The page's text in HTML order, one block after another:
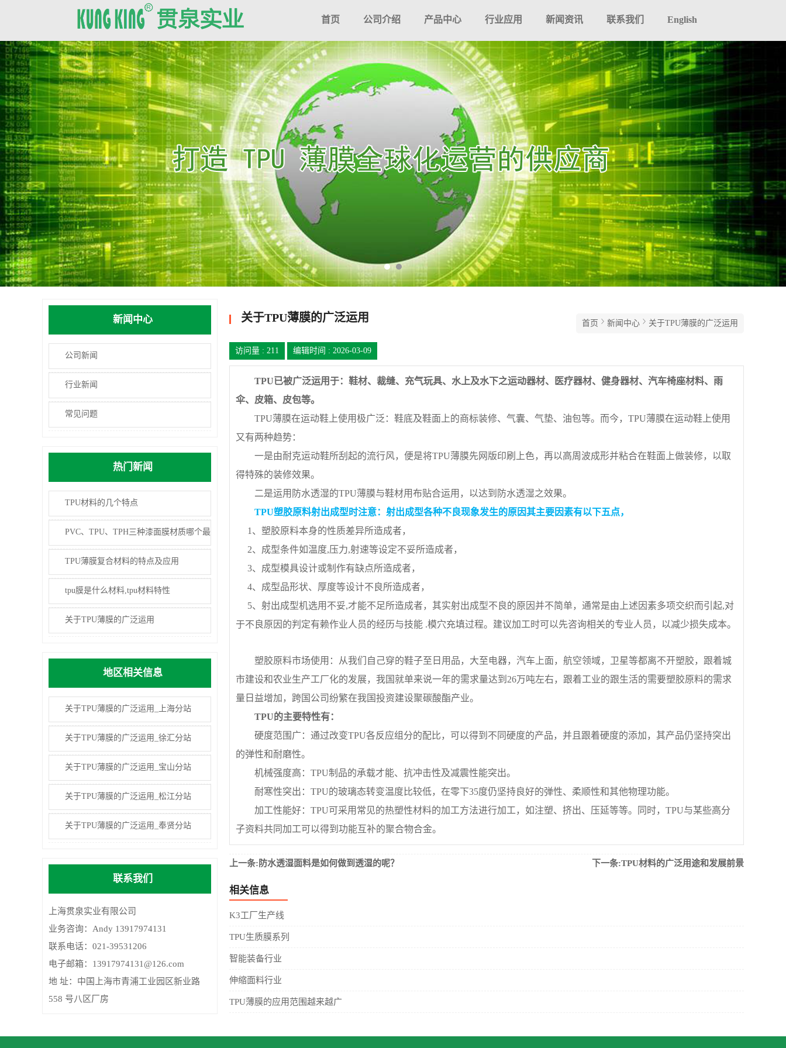
首页 公司介绍 产品中心 行业应用 新闻资讯 联系我们 English
新闻中心
公司新闻
行业新闻
常见问题
热门新闻
TPU材料的几个特点
PVC、TPU、TPH三种漆面膜材质哪个最
TPU薄膜复合材料的特点及应用
tpu膜是什么材料,tpu材料特性
关于TPU薄膜的广泛运用
地区相关信息
关于TPU薄膜的广泛运用_上海分站
关于TPU薄膜的广泛运用_徐汇分站
关于TPU薄膜的广泛运用_宝山分站
关于TPU薄膜的广泛运用_松江分站
关于TPU薄膜的广泛运用_奉贤分站
联系我们
上海贯泉实业有限公司
业务咨询：Andy 13917974131
联系电话：021-39531206
电子邮箱：13917974131@126.com
地 址：中国上海市青浦工业园区新业路
558 号八区厂房
关于TPU薄膜的广泛运用 首页 新闻中心 关于TPU薄膜的广泛运用
访问量 : 211 编辑时间 : 2026-03-09
TPU已被广泛运用于：鞋材、裁缝、充气玩具、水上及水下之运动器材、医疗器材、健身器材、汽车椅座材料、雨
伞、皮箱、皮包等。
TPU薄膜在运动鞋上使用极广泛：鞋底及鞋面上的商标装修、气囊、气垫、油包等。而今，TPU薄膜在运动鞋上使用
又有两种趋势：
一是由耐克运动鞋所刮起的流行风，便是将TPU薄膜先网版印刷上色，再以高周波成形并粘合在鞋面上做装修，以取
得特殊的装修效果。
二是运用防水透湿的TPU薄膜与鞋材用布贴合运用，以达到防水透湿之效果。
TPU塑胶原料射出成型时注意：射出成型各种不良现象发生的原因其主要因素有以下五点，
1、塑胶原料本身的性质差异所造成者，
2、成型条件如温度,压力,射速等设定不妥所造成者，
3、成型模具设计或制作有缺点所造成者，
4、成型品形状、厚度等设计不良所造成者，
5、射出成型机选用不妥,才能不足所造成者，其实射出成型不良的原因并不简单，通常是由上述因素多项交织而引起,对
于不良原因的判定有赖作业人员的经历与技能 .模穴充填过程。建议加工时可以先咨询相关的专业人员，以减少损失成本。
塑胶原料市场使用：从我们自己穿的鞋子至日用品，大至电器，汽车上面，航空领域，卫星等都离不开塑胶，跟着城
市建设和农业生产工厂化的发展，我国就单来说一年的需求量达到26万吨左右，跟着工业的跟生活的需要塑胶原料的需求
量日益增加，跨国公司纷繁在我国投资建设聚碳酸酯产业。
TPU的主要特性有：
硬度范围广：通过改变TPU各反应组分的配比，可以得到不同硬度的产品，并且跟着硬度的添加，其产品仍坚持突出
的弹性和耐磨性。
机械强度高：TPU制品的承载才能、抗冲击性及减震性能突出。
耐寒性突出：TPU的玻璃态转变温度比较低，在零下35度仍坚持良好的弹性、柔顺性和其他物理功能。
加工性能好：TPU可采用常见的热塑性材料的加工方法进行加工，如注塑、挤出、压延等等。同时，TPU与某些高分
子资料共同加工可以得到功能互补的聚合物合金。
上一条:防水透湿面料是如何做到透湿的呢？ 下一条:TPU材料的广泛用途和发展前景
相关信息
K3工厂生产线
TPU生质膜系列
智能装备行业
伸缩面料行业
TPU薄膜的应用范围越来越广